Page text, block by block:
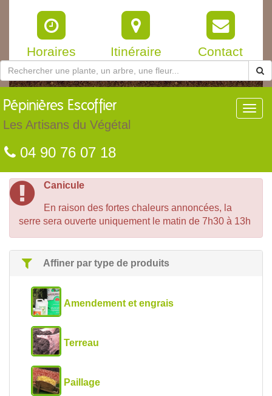
Horaires Itinéraire Contact
Pépinières Escoffier
Les Artisans du Végétal
04 90 76 07 18
Canicule
En raison des fortes chaleurs annoncées, la
serre sera ouverte uniquement le matin de 7h30 à 13h
Affiner par type de produits
Amendement et engrais
Terreau
Paillage